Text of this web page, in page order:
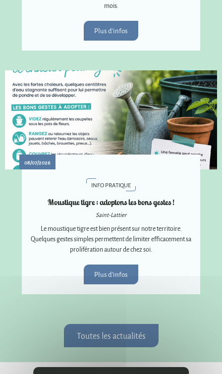
mois.
Plus d'infos
08/07/2026
INFO PRATIQUE
Moustique tigre : adoptons les bons gestes !
Saint-Lattier
Le moustique tigre est bien présent sur notre territoire.
Quelques gestes simples permettent de limiter efficacement sa
prolifération autour de chez soi.
Plus d'infos
Toutes les actualités